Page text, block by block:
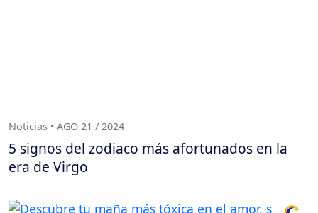
Noticias • AGO 21 / 2024
5 signos del zodiaco más afortunados en la
era de Virgo